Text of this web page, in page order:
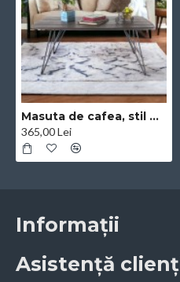
Masuta de cafea, stil modern, inaltime 45cm, Naimeed 611-110, Stejar Inchis
365,00 Lei
Informații
Asistență